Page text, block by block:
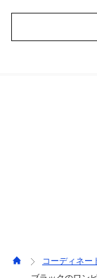
が出て涼し気な
りますが、ウエ
コーディネー